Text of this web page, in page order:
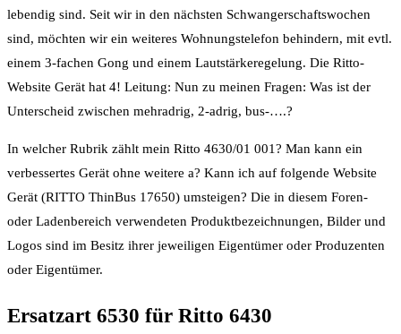
lebendig sind. Seit wir in den nächsten Schwangerschaftswochen
sind, möchten wir ein weiteres Wohnungstelefon behindern, mit evtl.
einem 3-fachen Gong und einem Lautstärkeregelung. Die Ritto-
Website Gerät hat 4! Leitung: Nun zu meinen Fragen: Was ist der
Unterscheid zwischen mehradrig, 2-adrig, bus-….?
In welcher Rubrik zählt mein Ritto 4630/01 001? Man kann ein
verbessertes Gerät ohne weitere a? Kann ich auf folgende Website
Gerät (RITTO ThinBus 17650) umsteigen? Die in diesem Foren-
oder Ladenbereich verwendeten Produktbezeichnungen, Bilder und
Logos sind im Besitz ihrer jeweiligen Eigentümer oder Produzenten
oder Eigentümer.
Ersatzart 6530 für Ritto 6430